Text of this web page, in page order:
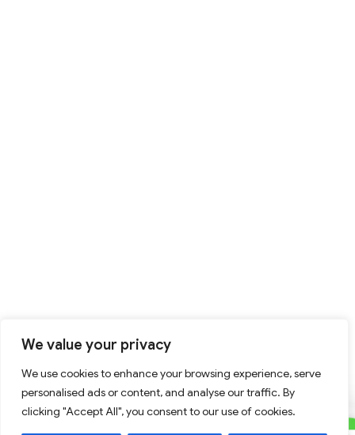
We value your privacy
We use cookies to enhance your browsing experience, serve
personalised ads or content, and analyse our traffic. By
clicking "Accept All", you consent to our use of cookies.